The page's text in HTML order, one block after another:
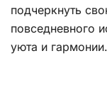
подчеркнуть
повседневного
уюта и